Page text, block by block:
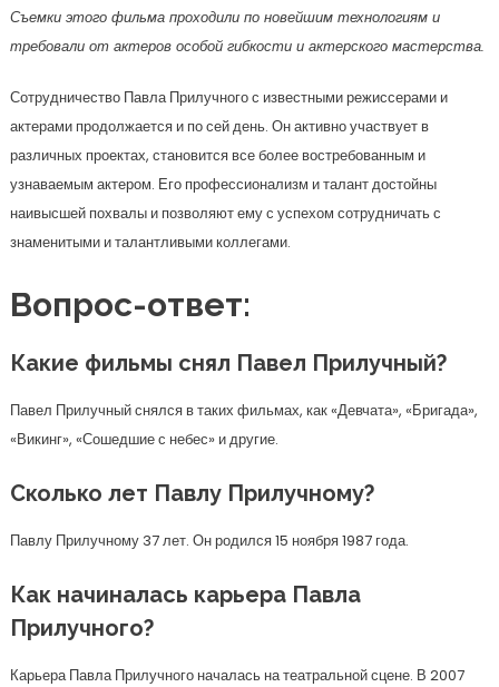
Съемки этого фильма проходили по новейшим технологиям и
требовали от актеров особой гибкости и актерского мастерства.
Сотрудничество Павла Прилучного с известными режиссерами и
актерами продолжается и по сей день. Он активно участвует в
различных проектах, становится все более востребованным и
узнаваемым актером. Его профессионализм и талант достойны
наивысшей похвалы и позволяют ему с успехом сотрудничать с
знаменитыми и талантливыми коллегами.
Вопрос-ответ:
Какие фильмы снял Павел Прилучный?
Павел Прилучный снялся в таких фильмах, как «Девчата», «Бригада»,
«Викинг», «Сошедшие с небес» и другие.
Сколько лет Павлу Прилучному?
Павлу Прилучному 37 лет. Он родился 15 ноября 1987 года.
Как начиналась карьера Павла
Прилучного?
Карьера Павла Прилучного началась на театральной сцене. В 2007